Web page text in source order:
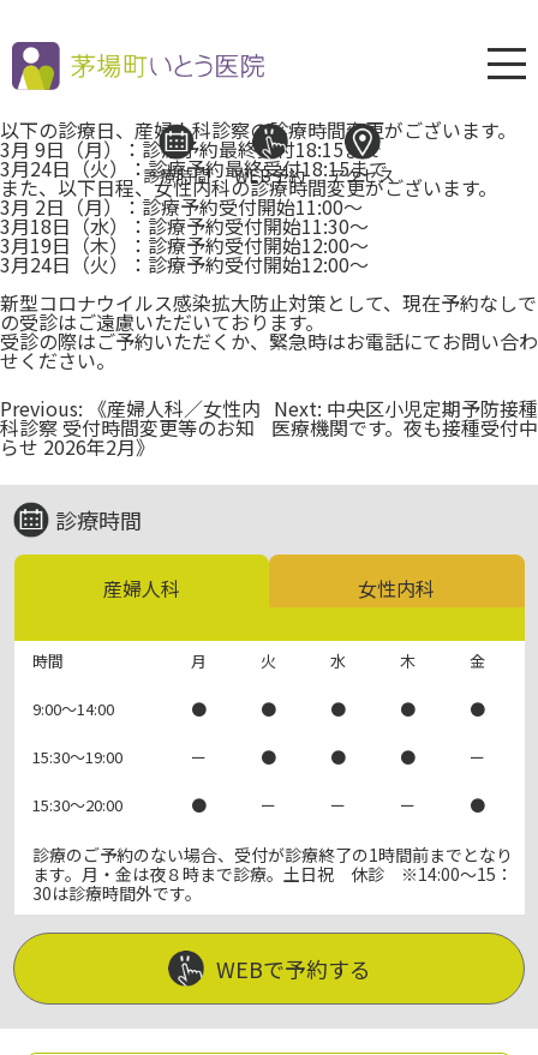
診療時間 WEB予約 アクセス
以下の診療日、産婦人科診察の診療時間変更がございます。
3月 9日（月）：診療予約最終受付18:15まで
3月24日（火）：診療予約最終受付18:15まで
また、以下日程、女性内科の診療時間変更がございます。
3月 2日（月）：診療予約受付開始11:00～
3月18日（水）：診療予約受付開始11:30～
3月19日（木）：診療予約受付開始12:00～
3月24日（火）：診療予約受付開始12:00～
新型コロナウイルス感染拡大防止対策として、現在予約なしで
の受診はご遠慮いただいております。
受診の際はご予約いただくか、緊急時はお電話にてお問い合わ
せください。
投
稿
ナ
ビ
ゲ
ー
シ
ョ
ン
Previous: 《産婦人科／女性内
科診察 受付時間変更等のお知
らせ 2026年2月》
Next: 中央区小児定期予防接種
医療機関です。夜も接種受付中
診療時間
産婦人科 女性内科
時間 月 火 水 木 金
9:00～14:00 ● ● ● ● ●
15:30～19:00 ー ● ● ● ー
15:30～20:00 ● ー ー ー ●
診療のご予約のない場合、受付が診療終了の1時間前までとなり
ます。月・金は夜８時まで診療。土日祝 休診 ※14:00～15：
30は診療時間外です。
WEBで予約する